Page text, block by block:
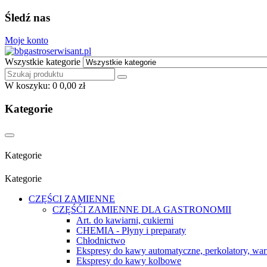
Śledź nas
Moje konto
Wszystkie kategorie
W koszyku: 0 0,00 zł
Kategorie
Kategorie
Kategorie
CZĘŚCI ZAMIENNE
CZĘŚĆI ZAMIENNE DLA GASTRONOMII
Art. do kawiarni, cukierni
CHEMIA - Płyny i preparaty
Chłodnictwo
Ekspresy do kawy automatyczne, perkolatory,
Ekspresy do kawy kolbowe